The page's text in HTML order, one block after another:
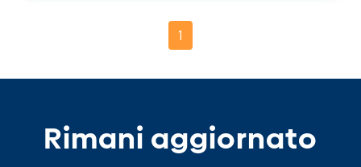
1
Rimani aggiornato